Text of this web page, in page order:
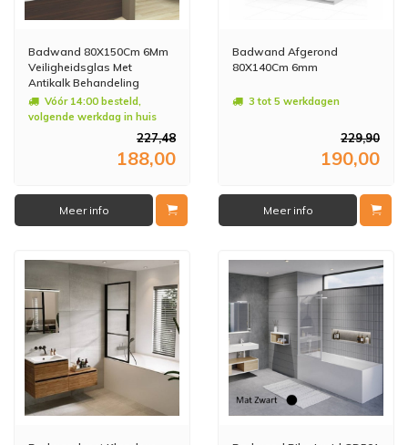
Badwand 80X150Cm 6Mm
Veiligheidsglas Met
Antikalk Behandeling
Vóór 14:00 besteld,
volgende werkdag in huis
227,48
188,00
Meer info
Badwand Afgerond
80X140Cm 6mm
3 tot 5 werkdagen
229,90
190,00
Meer info